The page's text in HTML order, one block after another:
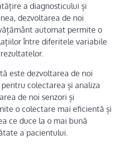
a diagnosticului și
dezvoltarea de noi
automat permite o
între diferitele variabile
este dezvoltarea de noi
colectarea și analiza
de noi senzori și
o colectare mai eficientă și
ce duce la o mai bună
a pacientului.